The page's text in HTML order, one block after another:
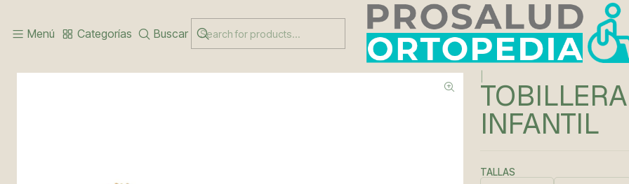
Menú Categorías Buscar
Este es el texto del slide
Inicio LINEA INFANTIL TOBILLERA ESTABILIZADORA INFANTIL
INFANTIL
TALLAS